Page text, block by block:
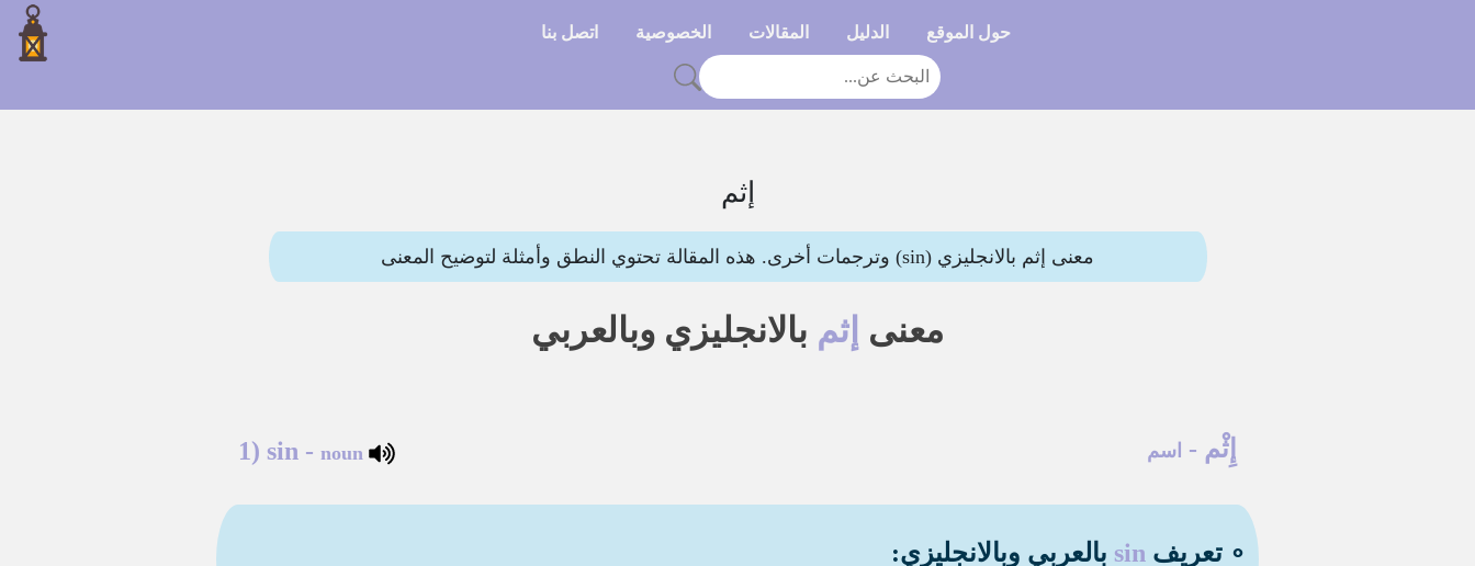
حول الموقع الدليل المقالات الخصوصية اتصل بنا
إثم
معنى إثم بالانجليزي (sin) وترجمات أخرى. هذه المقالة تحتوي النطق وأمثلة لتوضيح المعنى
معنى إثم بالانجليزي وبالعربي
إِثْم - اسم 1) sin - noun
∘ تعريف sin بالعربي وبالانجليزي: